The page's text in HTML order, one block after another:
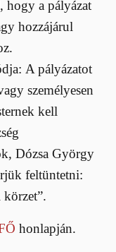
hogy a pályázat
hozzájárul
A pályázatot
személyesen
kell
Dózsa György
feltüntetni:
honlapján.